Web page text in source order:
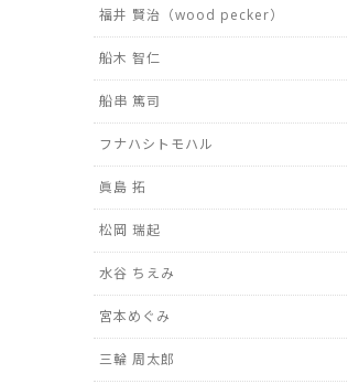
福井 賢治（wood pecker）
船木 智仁
船串 篤司
フナハシトモハル
眞島 拓
松岡 瑞起
水谷 ちえみ
宮本めぐみ
三輪 周太郎